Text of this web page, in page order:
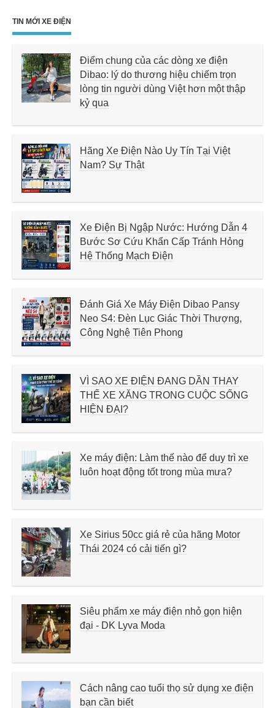
TIN MỚI XE ĐIỆN
Điểm chung của các dòng xe điện
Dibao: lý do thương hiệu chiếm trọn
lòng tin người dùng Việt hơn một thập
kỷ qua
Hãng Xe Điện Nào Uy Tín Tại Việt
Nam? Sự Thật
Xe Điện Bị Ngập Nước: Hướng Dẫn 4
Bước Sơ Cứu Khẩn Cấp Tránh Hỏng
Hệ Thống Mạch Điện
Đánh Giá Xe Máy Điện Dibao Pansy
Neo S4: Đèn Lục Giác Thời Thượng,
Công Nghệ Tiên Phong
VÌ SAO XE ĐIỆN ĐANG DẦN THAY
THẾ XE XĂNG TRONG CUỘC SỐNG
HIỆN ĐẠI?
Xe máy điện: Làm thế nào để duy trì xe
luôn hoạt động tốt trong mùa mưa?
Xe Sirius 50cc giá rẻ của hãng Motor
Thái 2024 có cải tiến gì?
Siêu phẩm xe máy điện nhỏ gọn hiện
đại - DK Lyva Moda
Cách nâng cao tuổi thọ sử dụng xe điện
bạn cần biết